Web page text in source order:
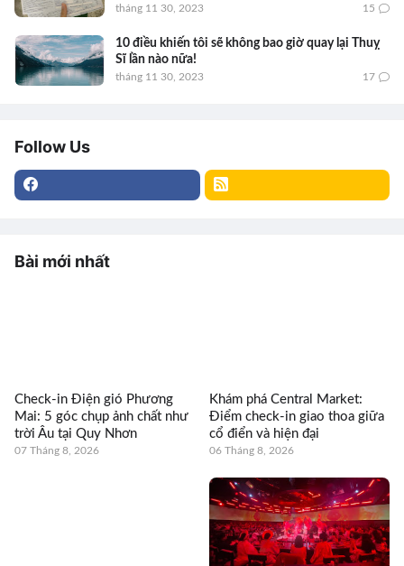
tháng 11 30, 2023 15
10 điều khiến tôi sẽ không bao giờ quay lại Thuỵ
Sĩ lần nào nữa!
tháng 11 30, 2023 17
Follow Us
Bài mới nhất
Check-in Điện gió Phương
Mai: 5 góc chụp ảnh chất như
trời Âu tại Quy Nhơn
07 Tháng 8, 2026
Khám phá Central Market:
Điểm check-in giao thoa giữa
cổ điển và hiện đại
06 Tháng 8, 2026